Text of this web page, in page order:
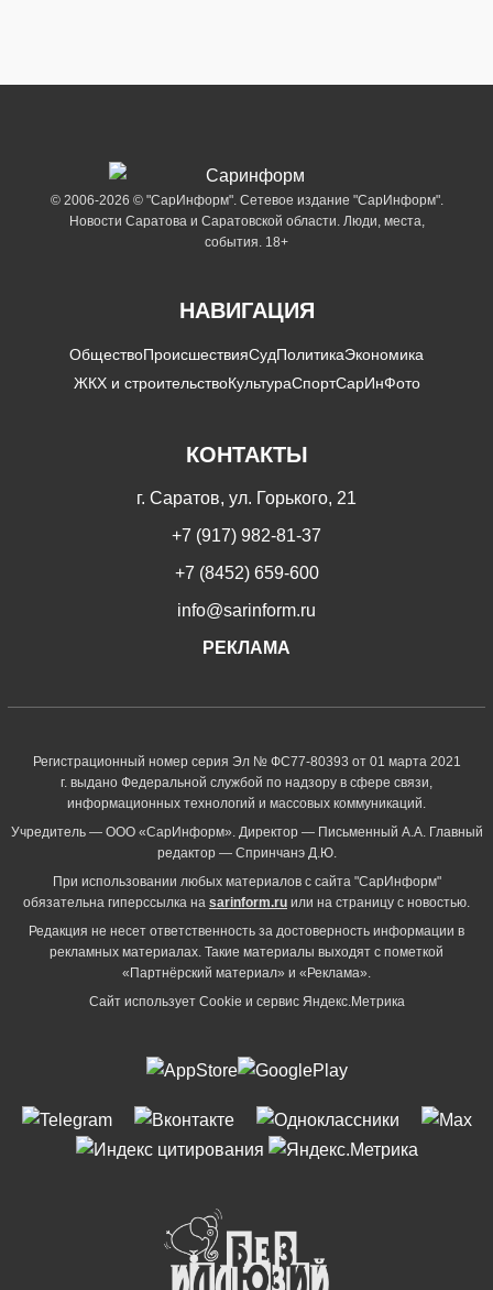
© 2006-2026 © "СарИнформ". Сетевое издание "СарИнформ".
Новости Саратова и Саратовской области. Люди, места,
события. 18+
НАВИГАЦИЯ
ОбществоПроисшествияСудПолитикаЭкономика
ЖКХ и строительствоКультураСпортСарИнФото
КОНТАКТЫ
г. Саратов, ул. Горького, 21
+7 (917) 982-81-37
+7 (8452) 659-600
info@sarinform.ru
РЕКЛАМА
Регистрационный номер серия Эл № ФС77-80393 от 01 марта 2021
г. выдано Федеральной службой по надзору в сфере связи,
информационных технологий и массовых коммуникаций.
Учредитель — ООО «СарИнформ». Директор — Письменный А.А. Главный
редактор — Спринчанэ Д.Ю.
При использовании любых материалов с сайта "СарИнформ"
обязательна гиперссылка на sarinform.ru или на страницу с новостью.
Редакция не несет ответственность за достоверность информации в
рекламных материалах. Такие материалы выходят с пометкой
«Партнёрский материал» и «Реклама».
Сайт использует Cookie и сервиc Яндекс.Метрика